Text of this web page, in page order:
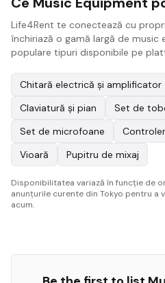
Life4Rent te conectează cu
închiriază o gamă largă de music
populare tipuri disponibile pe
Chitară electrică și amplificator
Claviatură și pian
Set de
Set de microfoane
Vioară
Pupitru de mixaj
Disponibilitatea variază în funcție de
anunțurile curente din Tokyo pentru a
acum.